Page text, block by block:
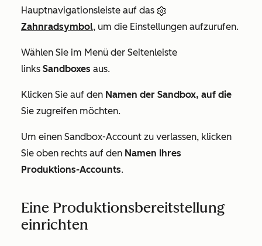
Hauptnavigationsleiste auf das
Zahnradsymbol, um die Einstellungen aufzurufen.
Wählen Sie im Menü der Seitenleiste
links Sandboxes aus.
Klicken Sie auf den Namen der Sandbox, auf die
Sie zugreifen möchten.
Um einen Sandbox-Account zu verlassen, klicken
Sie oben rechts auf den Namen Ihres
Produktions-Accounts.
Eine Produktionsbereitstellung
einrichten